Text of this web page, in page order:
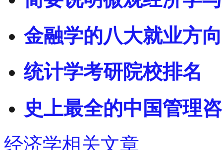
金融学的八大就业方
统计学考研院校排名
史上最全的中国管理
经济学相关文章